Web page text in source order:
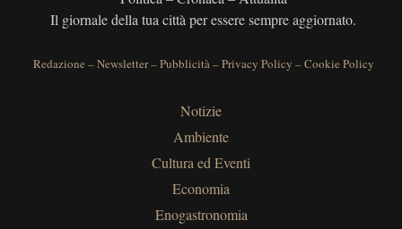
Il giornale della tua città per essere sempre aggiornato.
Redazione –Newsletter–Pubblicità–Privacy Policy –Cookie Policy
Notizie
Ambiente
Cultura ed Eventi
Economia
Enogastronomia